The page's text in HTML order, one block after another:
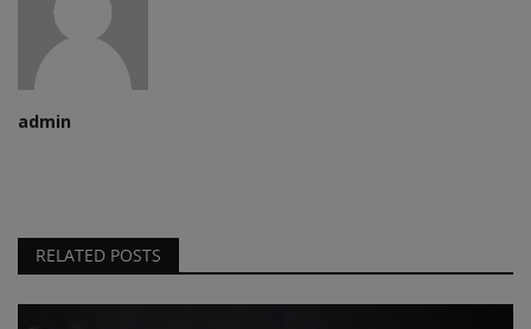
admin
RELATED POSTS